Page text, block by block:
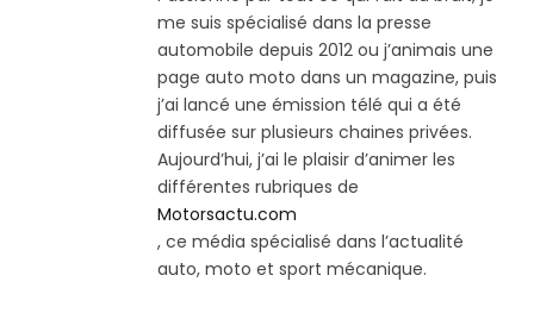
me suis spécialisé dans la presse
automobile depuis 2012 ou j’animais une
page auto moto dans un magazine, puis
j’ai lancé une émission télé qui a été
diffusée sur plusieurs chaines privées.
Aujourd’hui, j’ai le plaisir d’animer les
différentes rubriques de
Motorsactu.com
, ce média spécialisé dans l’actualité
auto, moto et sport mécanique.